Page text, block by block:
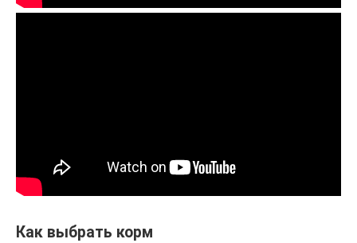
Как выбрать корм